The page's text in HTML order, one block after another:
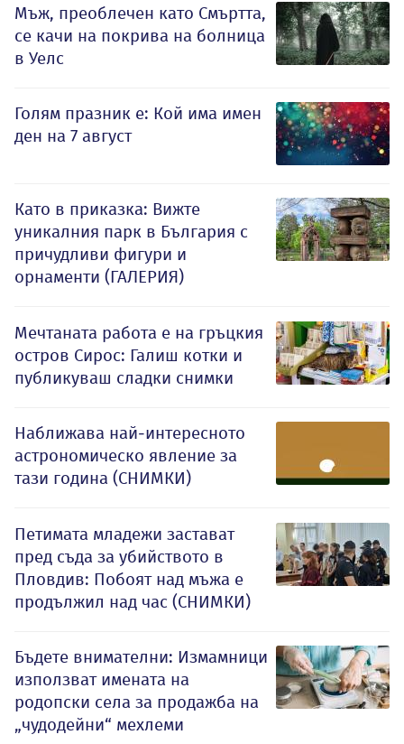
Мъж, преоблечен като Смъртта,
се качи на покрива на болница
в Уелс
Голям празник е: Кой има имен
ден на 7 август
Като в приказка: Вижте
уникалния парк в България с
причудливи фигури и
орнаменти (ГАЛЕРИЯ)
Мечтаната работа е на гръцкия
остров Сирос: Галиш котки и
публикуваш сладки снимки
Наближава най-интересното
астрономическо явление за
тази година (СНИМКИ)
Петимата младежи застават
пред съда за убийството в
Пловдив: Побоят над мъжа е
продължил над час (СНИМКИ)
Бъдете внимателни: Измамници
използват имената на
родопски села за продажба на
„чудодейни“ мехлеми